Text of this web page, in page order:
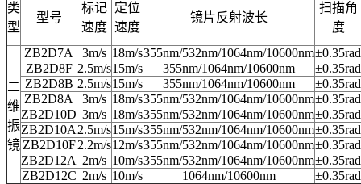
类
型
型号
标记
速度
定位
速度
镜片反射波长
扫描角
度
二
维
振
镜
ZB2D7A 3m/s 18m/s355nm/532nm/1064nm/10600nm±0.35rad
ZB2D8F 2.5m/s15m/s 355nm/1064nm/10600nm
±0.35rad
ZB2D8B 2.5m/s15m/s 355nm/1064nm/10600nm
±0.35rad
ZB2D8A
3m/s 18m/s355nm/532nm/1064nm/10600nm±0.35rad
ZB2D10D 3m/s 18m/s355nm/532nm/1064nm/10600nm±0.35rad
ZB2D10A2.5m/s15m/s355nm/532nm/1064nm/10600nm±0.35rad
ZB2D10F2.2m/s12m/s355nm/532nm/1064nm/10600nm±0.35rad
ZB2D12A 2m/s 10m/s355nm/532nm/1064nm/10600nm±0.35rad
ZB2D12C 2m/s 10m/s 1064nm/10600nm ±0.35rad